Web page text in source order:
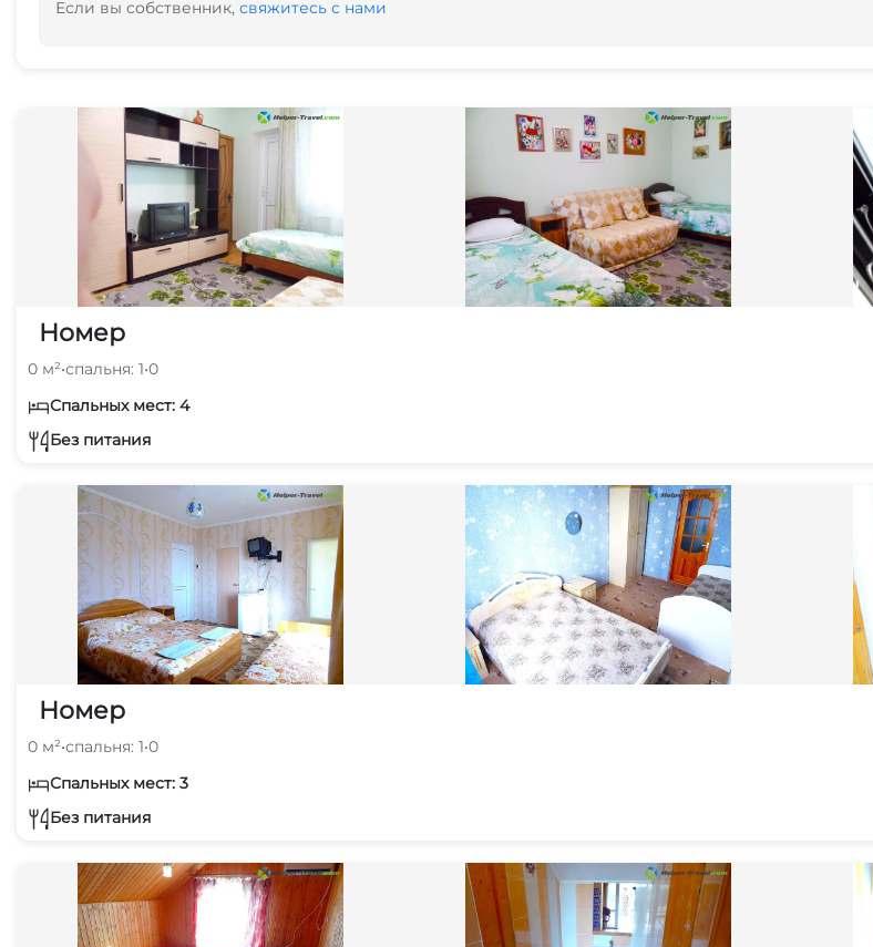
Если вы собственник, свяжитесь с нами
Номер
0 м²•спальня: 1•0
Спальных мест: 4
Без питания
Номер
0 м²•спальня: 1•0
Спальных мест: 3
Без питания